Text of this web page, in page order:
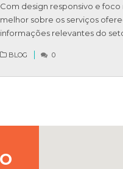
Com design responsivo e
melhor sobre os serviços
informações relevantes do
BLOG 0